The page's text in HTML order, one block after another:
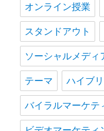
オンライン授業
スタンドアウト
ソーシャルメディ
テーマ ハイブ
バイラルマーケテ